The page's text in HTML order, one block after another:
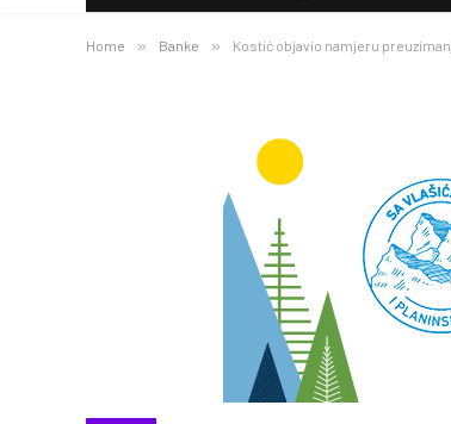
Home » Banke » Kostić objavio namjeru